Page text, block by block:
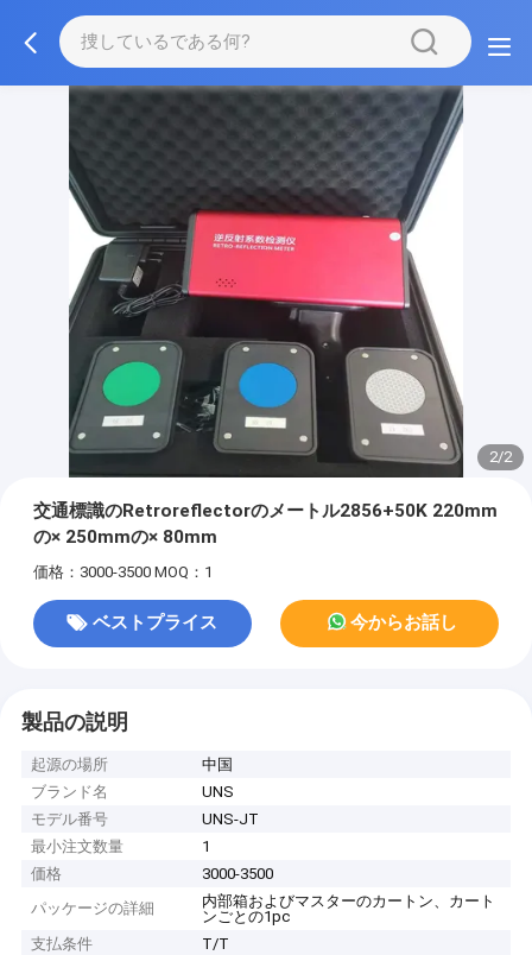
2/2
交通標識のRetroreflectorのメートル2856+50K 220mm
の× 250mmの× 80mm
価格：3000-3500 MOQ：1
ベストプライス 今からお話し
製品の説明
起源の場所
中国
ブランド名
UNS
モデル番号
UNS-JT
最小注文数量
1
価格
3000-3500
パッケージの詳細
内部箱およびマスターのカートン、カート
ンごとの1pc
支払条件
T/T